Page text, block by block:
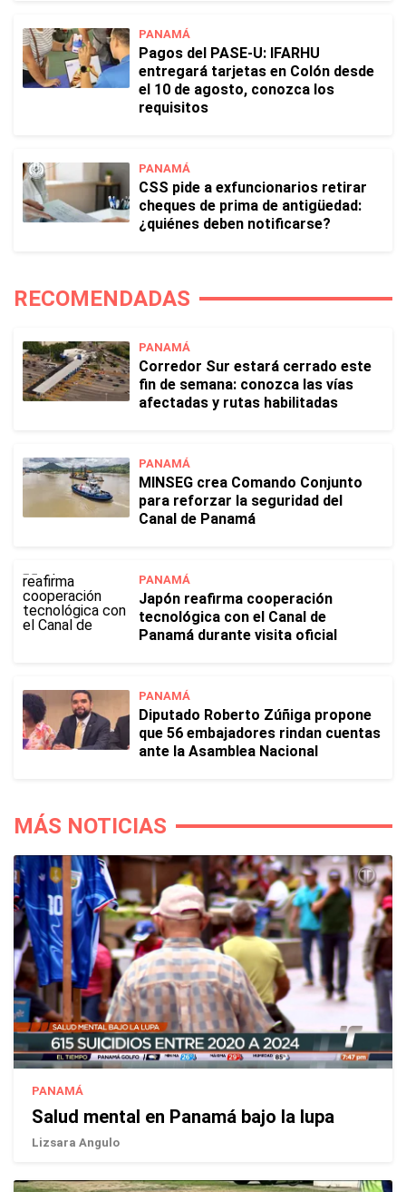
PANAMÁ
Pagos del PASE-U: IFARHU
entregará tarjetas en Colón desde
el 10 de agosto, conozca los
requisitos
PANAMÁ
CSS pide a exfuncionarios retirar
cheques de prima de antigüedad:
¿quiénes deben notificarse?
RECOMENDADAS
PANAMÁ
Corredor Sur estará cerrado este
fin de semana: conozca las vías
afectadas y rutas habilitadas
PANAMÁ
MINSEG crea Comando Conjunto
para reforzar la seguridad del
Canal de Panamá
PANAMÁ
Japón reafirma cooperación
tecnológica con el Canal de
Panamá durante visita oficial
PANAMÁ
Diputado Roberto Zúñiga propone
que 56 embajadores rindan cuentas
ante la Asamblea Nacional
MÁS NOTICIAS
PANAMÁ
Salud mental en Panamá bajo la lupa
Lizsara Angulo